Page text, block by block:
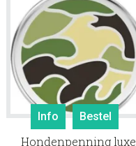
Info Bestel
Hondenpenning luxe